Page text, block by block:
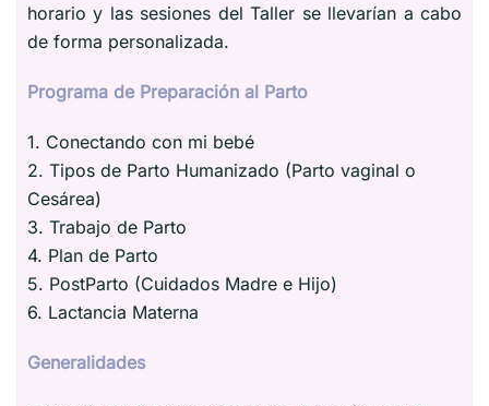
horario y las sesiones del Taller se llevarían a cabo
de forma personalizada.
Programa de Preparación al Parto
1. Conectando con mi bebé
2. Tipos de Parto Humanizado (Parto vaginal o
Cesárea)
3. Trabajo de Parto
4. Plan de Parto
5. PostParto (Cuidados Madre e Hijo)
6. Lactancia Materna
Generalidades